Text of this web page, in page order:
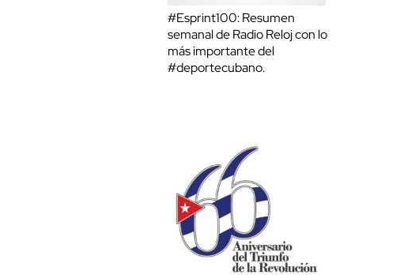
#Esprint100: Resumen
semanal de Radio Reloj con lo
más importante del
#deportecubano.